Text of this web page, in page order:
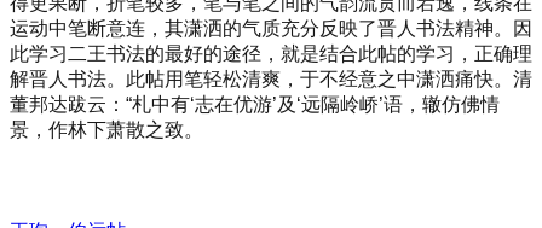
运动中笔断意连，其潇洒的气质充分反映了晋人书法精神。因
此学习二王书法的最好的途径，就是结合此帖的学习，正确理
解晋人书法。此帖用笔轻松清爽，于不经意之中潇洒痛快。清
董邦达跋云：“札中有‘志在优游’及‘远隔岭峤’语，辙仿佛情
景，作林下萧散之致。